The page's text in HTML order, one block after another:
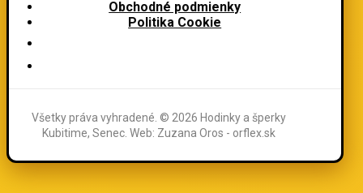
Obchodné podmienky
Politika Cookie
Všetky práva vyhradené. © 2026 Hodinky a šperky
Kubitime, Senec. Web: Zuzana Oros - orflex.sk